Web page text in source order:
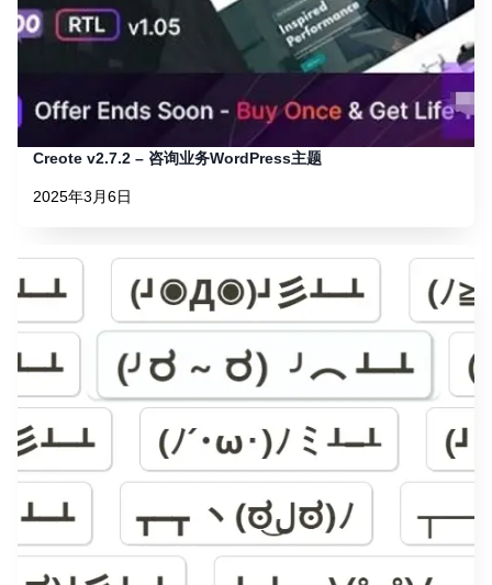
Creote v2.7.2 – 咨询业务WordPress主题
2025年3月6日